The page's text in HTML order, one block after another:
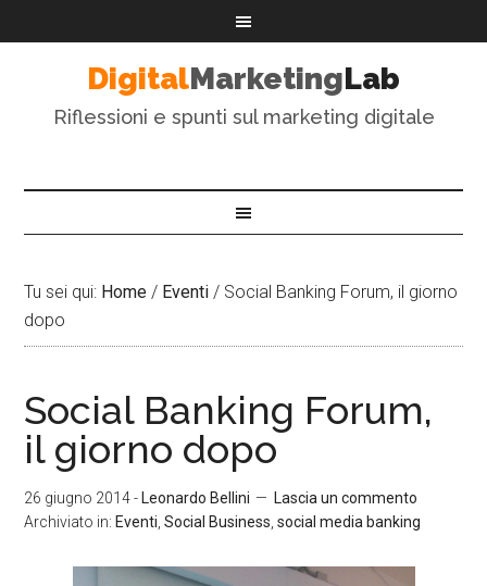
DigitalMarketingLab
Riflessioni e spunti sul marketing digitale
Tu sei qui: Home / Eventi / Social Banking Forum, il giorno
dopo
Social Banking Forum,
il giorno dopo
26 giugno 2014- Leonardo Bellini
Lascia un commento
Archiviato in: Eventi ,Social Business ,social media banking